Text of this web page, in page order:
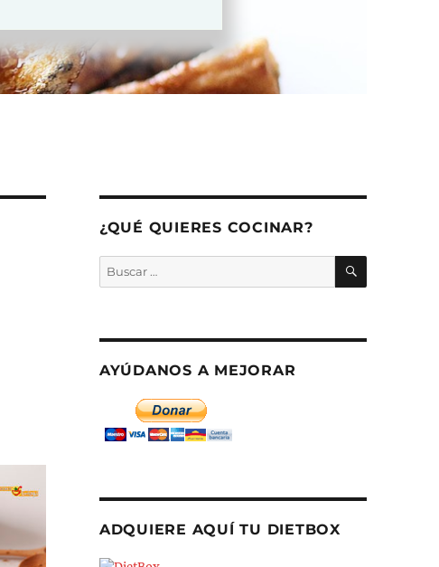
¿QUÉ QUIERES COCINAR?
Buscar
por:
BUSCAR
AYÚDANOS A MEJORAR
ADQUIERE AQUÍ TU DIETBOX